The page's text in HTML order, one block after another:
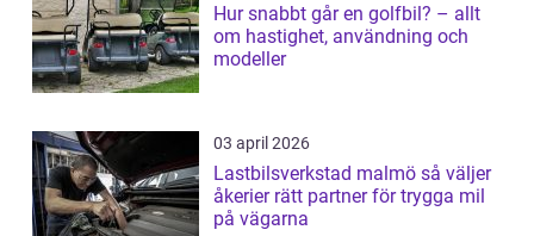
Hur snabbt går en golfbil? – allt
om hastighet, användning och
modeller
03 april 2026
Lastbilsverkstad malmö så väljer
åkerier rätt partner för trygga mil
på vägarna